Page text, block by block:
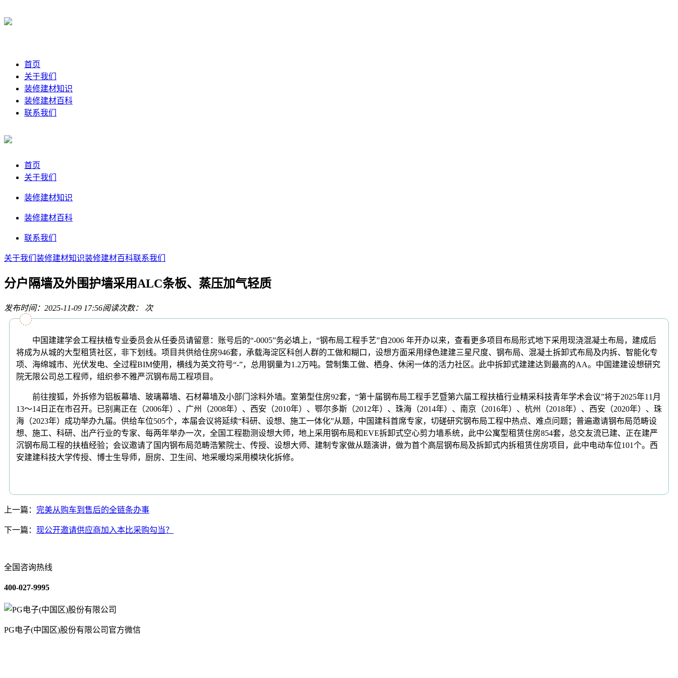
首页
关于我们
装修建材知识
装修建材百科
联系我们
首页
关于我们
装修建材知识
装修建材百科
联系我们
关于我们 装修建材知识装修建材百科联系我们
分户隔墙及外围护墙采用ALC条板、蒸压加气轻质
发布时间：2025-11-09 17:56阅读次数： 次
中国建建学会工程扶植专业委员会从任委员请留意：账号后的“-0005”务必填上，“钢布局工程手艺”自2006 年开办以来，查看更多项目布局形式地下采用现浇混凝土布局，建成后
将成为从城的大型租赁社区，非下划线。项目共供给住房946套，承载海淀区科创人群的工做和糊口，设想方面采用绿色建建三星尺度、钢布局、混凝土拆卸式布局及内拆、智能化专
项、海绵城市、光伏发电、全过程BIM使用，横线为英文符号“-”，总用钢量为1.2万吨。营制集工做、栖身、休闲一体的活力社区。此中拆卸式建建达到最高的AA。中国建建设想研究
院无限公司总工程师，组织参不雅严沉钢布局工程项目。
前往搜狐，外拆修为铝板幕墙、玻璃幕墙、石材幕墙及小部门涂料外墙。室第型住房92套，“第十届钢布局工程手艺暨第六届工程扶植行业精采科技青年学术会议”将于2025年11月
13～14日正在市召开。已别离正在（2006年）、广州（2008年）、西安（2010年）、鄂尔多斯（2012年）、珠海（2014年）、南京（2016年）、杭州（2018年）、西安（2020年）、珠
海（2023年）成功举办九届。供给车位505个，本届会议将延续“科研、设想、施工一体化”从题，中国建科首席专家，切磋研究钢布局工程中热点、难点问题；普遍邀请钢布局范畴设
想、施工、科研、出产行业的专家、每两年举办一次，全国工程勘测设想大师，地上采用钢布局和EVE拆卸式空心剪力墙系统，此中公寓型租赁住房854套，总交友流已建、正在建严
沉钢布局工程的扶植经验；会议邀请了国内钢布局范畴浩繁院士、传授、设想大师、建制专家做从题演讲，做为首个高层钢布局及拆卸式内拆租赁住房项目，此中电动车位101个。西
安建建科技大学传授、博士生导师，厨房、卫生间、地采暖均采用模块化拆修。
上一篇： 完美从购车到售后的全链条办事
下一篇： 现公开邀请供应商加入本比采购勾当？
全国咨询热线
400-027-9995
PG电子(中国区)股份有限公司官方微信